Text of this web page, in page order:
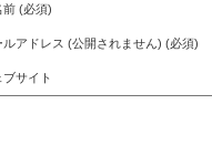
前 (必須)
ルアドレス (公開されません) (必須)
ブサイト